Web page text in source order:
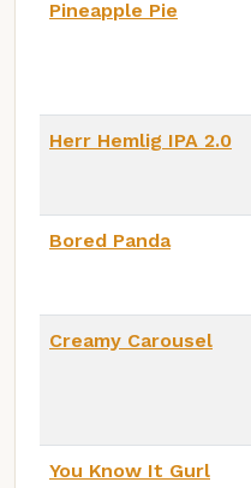
Pineapple Pie
Herr Hemlig IPA 2.0
Bored Panda
Creamy Carousel
You Know It Gurl